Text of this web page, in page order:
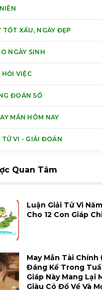
TỐT XẤU, NGÀY ĐẸP
NGÀY SINH
HỎI VIỆC
ĐOÁN SỐ
MẮN HÔM NAY
TỬ VI - GIẢI ĐOÁN
Quan Tâm
Luận Giải Tử Vi
Cho 12 Con Giáp
May Mắn Tài
Đáng Kể Trong
Giáp Này Mang Lại
Giàu Có Đổ Về Và